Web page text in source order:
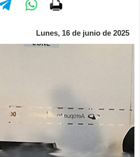
Lunes, 16 de junio de 2025